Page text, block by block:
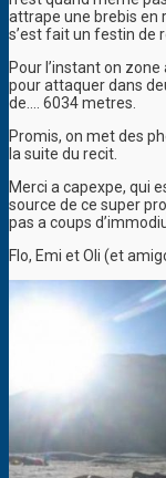
attrape une brebis en
s’est fait un festin de
Pour l’instant on
pour attaquer dans
de…. 6034 metres.
Promis, on met des
la suite du recit.
Merci a capexpe, qui
source de ce super
pas a coups
Flo, Emi et Oli (et